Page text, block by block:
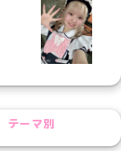
テーマ別